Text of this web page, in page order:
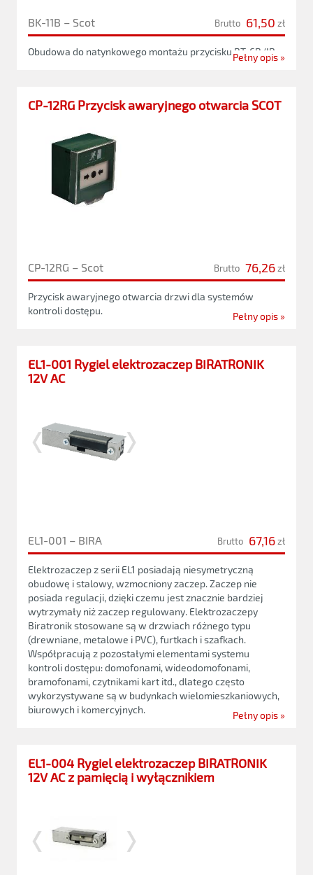
BK-11B – Scot zł
61,50
Brutto
Obudowa do natynkowego montażu przycisku BT-6B/IR
Pełny opis »
CP-12RG Przycisk awaryjnego otwarcia SCOT
CP-12RG – Scot zł
76,26
Brutto
Przycisk awaryjnego otwarcia drzwi dla systemów
kontroli dostępu.
Pełny opis »
EL1-001 Rygiel elektrozaczep BIRATRONIK
12V AC
EL1-001 – BIRA zł
67,16
Brutto
Elektrozaczep z serii EL1 posiadają niesymetryczną
obudowę i stalowy, wzmocniony zaczep. Zaczep nie
posiada regulacji, dzięki czemu jest znacznie bardziej
wytrzymały niż zaczep regulowany. Elektrozaczepy
Biratronik stosowane są w drzwiach różnego typu
(drewniane, metalowe i PVC), furtkach i szafkach.
Współpracują z pozostałymi elementami systemu
kontroli dostępu: domofonami, wideodomofonami,
bramofonami, czytnikami kart itd., dlatego często
wykorzystywane są w budynkach wielomieszkaniowych,
biurowych i komercyjnych.
Pełny opis »
EL1-004 Rygiel elektrozaczep BIRATRONIK
12V AC z pamięcią i wyłącznikiem